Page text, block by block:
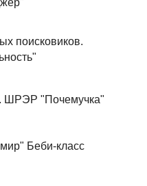
поисковиков.
ШРЭР "Почемучка"
Беби-класс